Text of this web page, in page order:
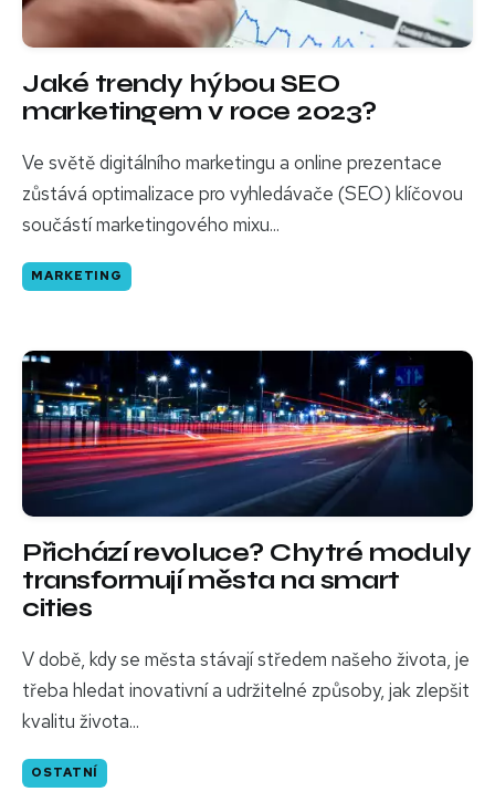
Jaké trendy hýbou SEO
marketingem v roce 2023?
Ve světě digitálního marketingu a online prezentace
zůstává optimalizace pro vyhledávače (SEO) klíčovou
součástí marketingového mixu...
MARKETING
Přichází revoluce? Chytré moduly
transformují města na smart
cities
V době, kdy se města stávají středem našeho života, je
třeba hledat inovativní a udržitelné způsoby, jak zlepšit
kvalitu života...
OSTATNÍ